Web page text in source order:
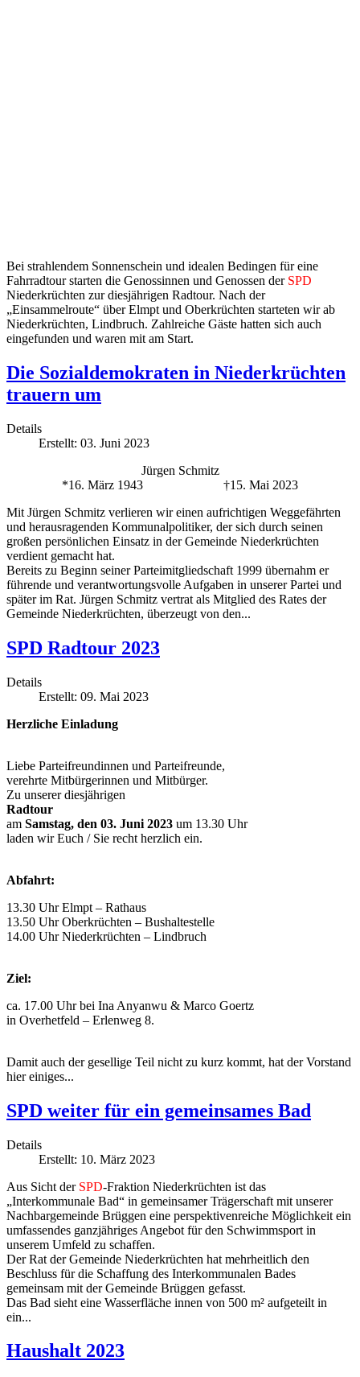
Bei strahlendem Sonnenschein und idealen Bedingen für eine
Fahrradtour starten die Genossinnen und Genossen der SPD
Niederkrüchten zur diesjährigen Radtour. Nach der
„Einsammelroute“ über Elmpt und Oberkrüchten starteten wir ab
Niederkrüchten, Lindbruch. Zahlreiche Gäste hatten sich auch
eingefunden und waren mit am Start.
Die Sozialdemokraten in Niederkrüchten
trauern um
Details
Erstellt: 03. Juni 2023
Jürgen Schmitz
*16. März 1943 †15. Mai 2023
Mit Jürgen Schmitz verlieren wir einen aufrichtigen Weggefährten
und herausragenden Kommunalpolitiker, der sich durch seinen
großen persönlichen Einsatz in der Gemeinde Niederkrüchten
verdient gemacht hat.
Bereits zu Beginn seiner Parteimitgliedschaft 1999 übernahm er
führende und verantwortungsvolle Aufgaben in unserer Partei und
später im Rat. Jürgen Schmitz vertrat als Mitglied des Rates der
Gemeinde Niederkrüchten, überzeugt von den...
SPD Radtour 2023
Details
Erstellt: 09. Mai 2023
Herzliche Einladung
Liebe Parteifreundinnen und Parteifreunde,
verehrte Mitbürgerinnen und Mitbürger.
Zu unserer diesjährigen
Radtour
am Samstag, den 03. Juni 2023 um 13.30 Uhr
laden wir Euch / Sie recht herzlich ein.
Abfahrt:
13.30 Uhr Elmpt – Rathaus
13.50 Uhr Oberkrüchten – Bushaltestelle
14.00 Uhr Niederkrüchten – Lindbruch
Ziel:
ca. 17.00 Uhr bei Ina Anyanwu & Marco Goertz
in Overhetfeld – Erlenweg 8.
Damit auch der gesellige Teil nicht zu kurz kommt, hat der Vorstand
hier einiges...
SPD weiter für ein gemeinsames Bad
Details
Erstellt: 10. März 2023
Aus Sicht der SPD-Fraktion Niederkrüchten ist das
„Interkommunale Bad“ in gemeinsamer Trägerschaft mit unserer
Nachbargemeinde Brüggen eine perspektivenreiche Möglichkeit ein
umfassendes ganzjähriges Angebot für den Schwimmsport in
unserem Umfeld zu schaffen.
Der Rat der Gemeinde Niederkrüchten hat mehrheitlich den
Beschluss für die Schaffung des Interkommunalen Bades
gemeinsam mit der Gemeinde Brüggen gefasst.
Das Bad sieht eine Wasserfläche innen von 500 m² aufgeteilt in
ein...
Haushalt 2023